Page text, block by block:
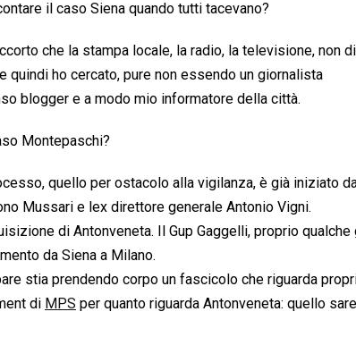
il caso Siena quando tutti tacevano?
che la stampa locale, la radio, la televisione, non
ho cercato, pure non essendo un giornalista
blogger e a modo mio informatore della città.
Montepaschi?
quello per ostacolo alla vigilanza, è già iniziato
Mussari e lex direttore generale Antonio Vigni.
di Antonveneta. Il Gup Gaggelli, proprio qualche
da Siena a Milano.
stia prendendo corpo un fascicolo che riguarda
di MPS per quanto riguarda Antonveneta: quello